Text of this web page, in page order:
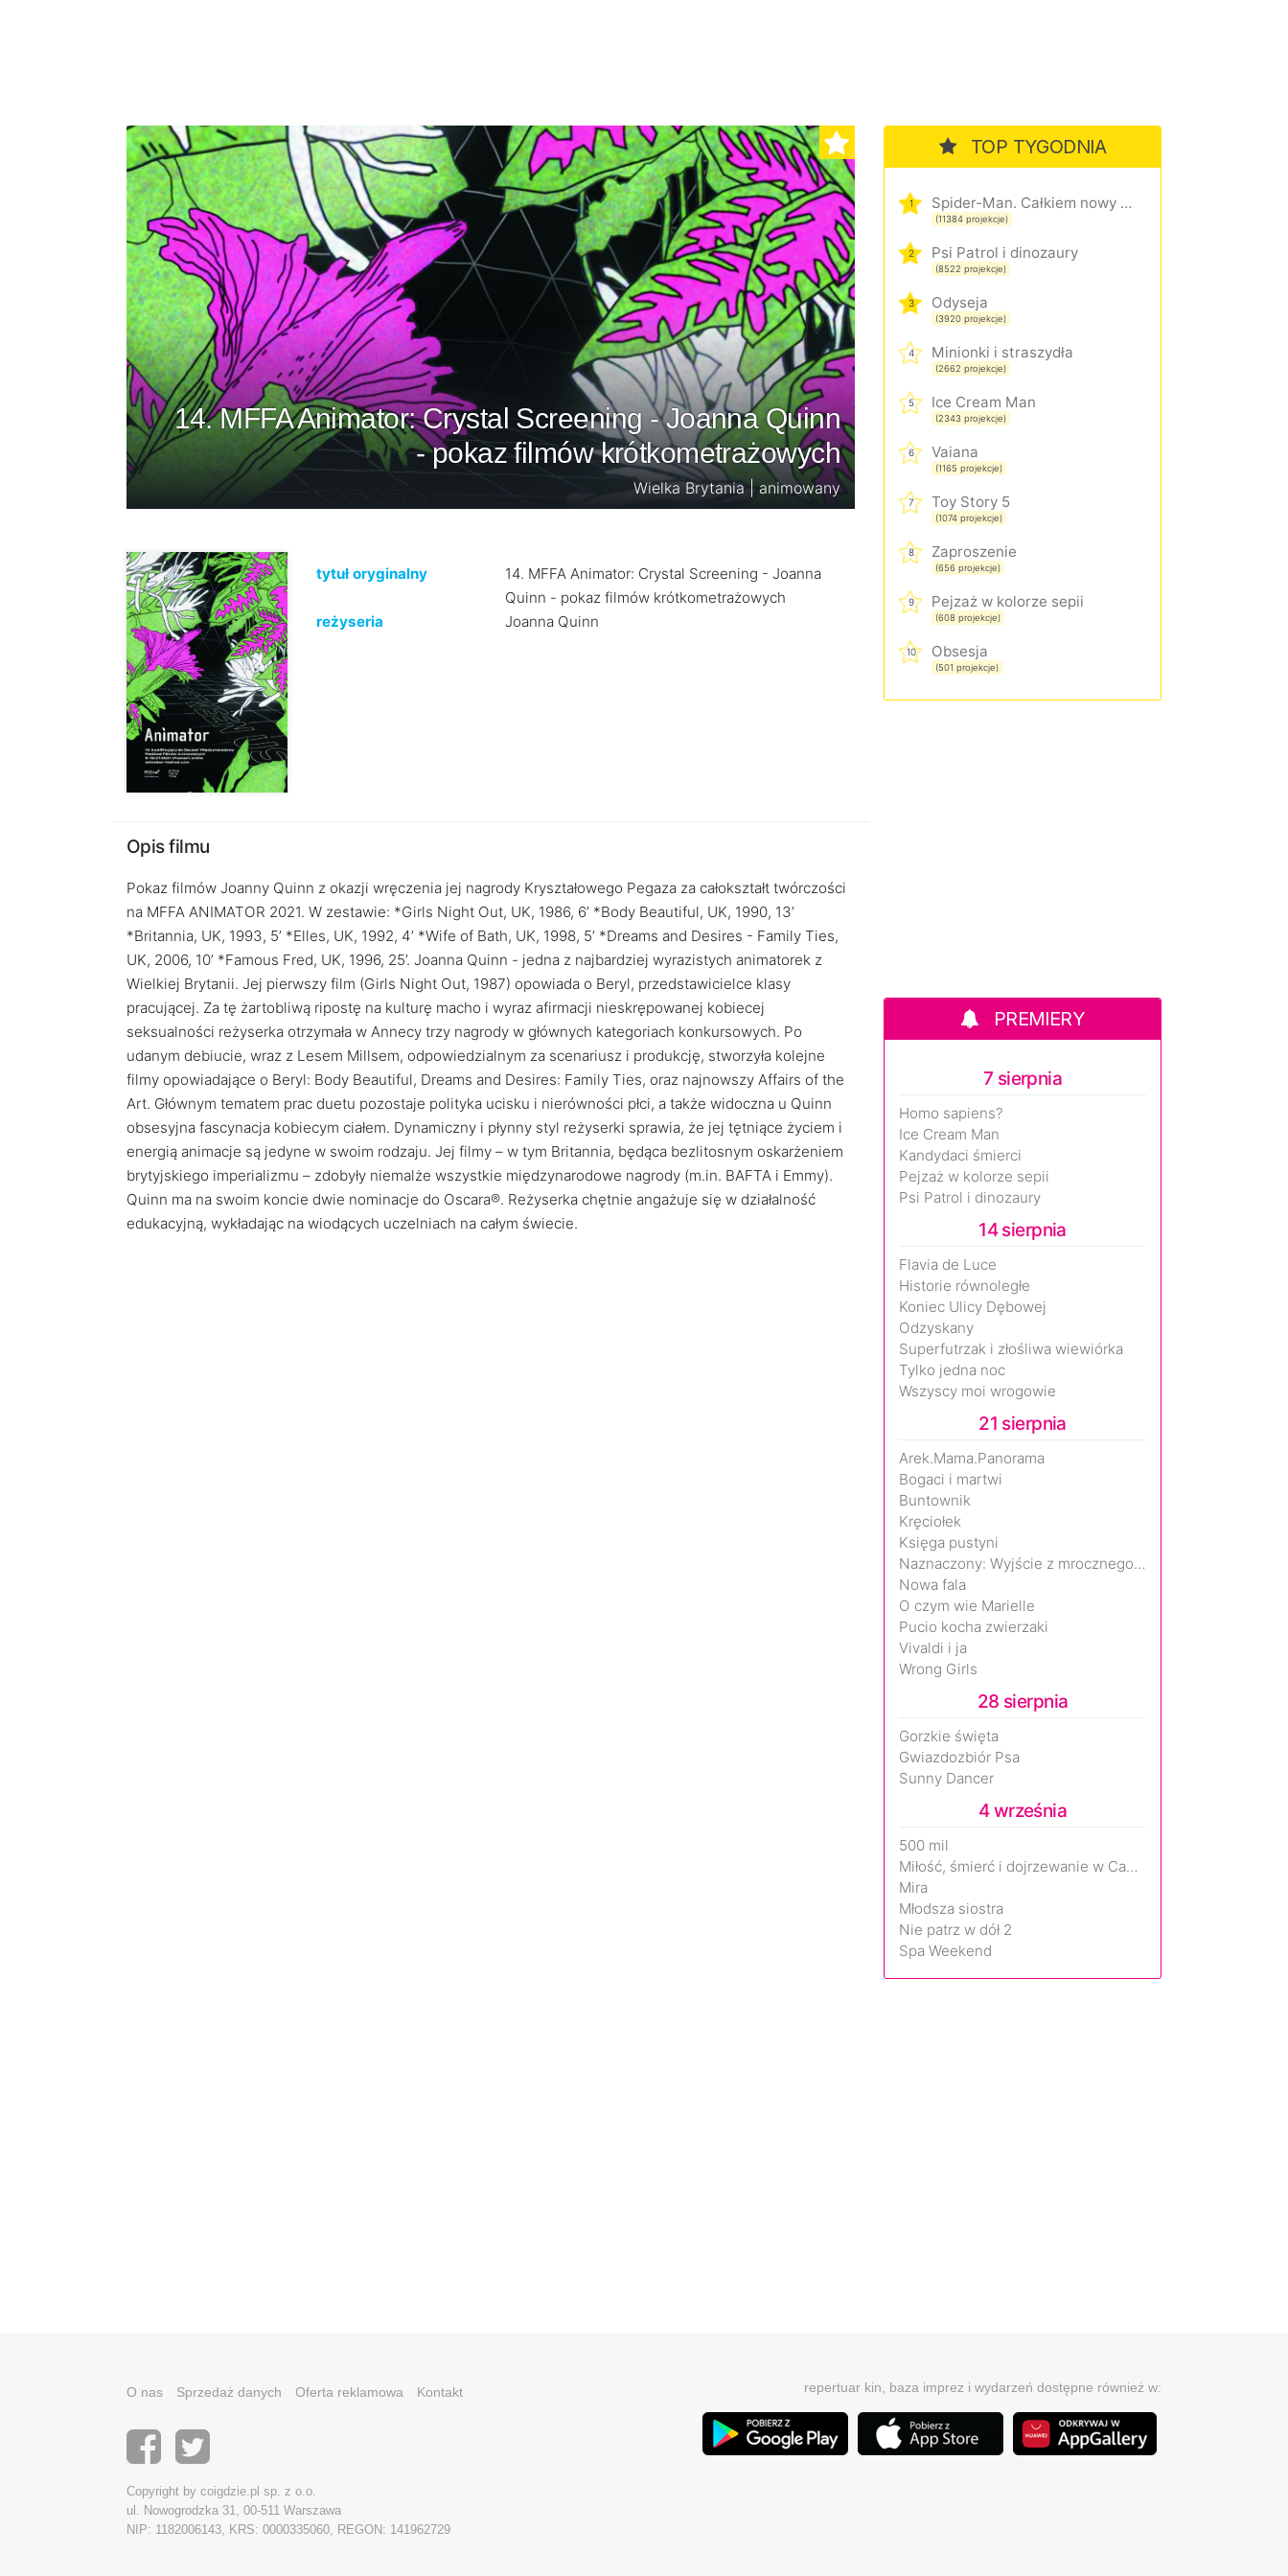
14. MFFA Animator: Crystal Screening - Joanna Quinn
- pokaz filmów krótkometrażowych
Wielka Brytania | animowany
tytuł oryginalny
14. MFFA Animator: Crystal Screening - Joanna
Quinn - pokaz filmów krótkometrażowych
reżyseria
Joanna Quinn
Opis filmu
Pokaz filmów Joanny Quinn z okazji wręczenia jej nagrody Kryształowego Pegaza za całokształt twórczości
na MFFA ANIMATOR 2021. W zestawie: *Girls Night Out, UK, 1986, 6’ *Body Beautiful, UK, 1990, 13’
*Britannia, UK, 1993, 5’ *Elles, UK, 1992, 4’ *Wife of Bath, UK, 1998, 5’ *Dreams and Desires - Family Ties,
UK, 2006, 10’ *Famous Fred, UK, 1996, 25’. Joanna Quinn - jedna z najbardziej wyrazistych animatorek z
Wielkiej Brytanii. Jej pierwszy film (Girls Night Out, 1987) opowiada o Beryl, przedstawicielce klasy
pracującej. Za tę żartobliwą ripostę na kulturę macho i wyraz afirmacji nieskrępowanej kobiecej
seksualności reżyserka otrzymała w Annecy trzy nagrody w głównych kategoriach konkursowych. Po
udanym debiucie, wraz z Lesem Millsem, odpowiedzialnym za scenariusz i produkcję, stworzyła kolejne
filmy opowiadające o Beryl: Body Beautiful, Dreams and Desires: Family Ties, oraz najnowszy Affairs of the
Art. Głównym tematem prac duetu pozostaje polityka ucisku i nierówności płci, a także widoczna u Quinn
obsesyjna fascynacja kobiecym ciałem. Dynamiczny i płynny styl reżyserki sprawia, że jej tętniące życiem i
energią animacje są jedyne w swoim rodzaju. Jej filmy – w tym Britannia, będąca bezlitosnym oskarżeniem
brytyjskiego imperializmu – zdobyły niemalże wszystkie międzynarodowe nagrody (m.in. BAFTA i Emmy).
Quinn ma na swoim koncie dwie nominacje do Oscara®. Reżyserka chętnie angażuje się w działalność
edukacyjną, wykładając na wiodących uczelniach na całym świecie.
TOP TYGODNIA
1 Spider-Man. Całkiem nowy dzień
(11384 projekcje)
2 Psi Patrol i dinozaury
(8522 projekcje)
3 Odyseja
(3920 projekcje)
4 Minionki i straszydła
(2662 projekcje)
5 Ice Cream Man
(2343 projekcje)
6 Vaiana
(1165 projekcje)
7 Toy Story 5
(1074 projekcje)
8 Zaproszenie
(656 projekcje)
9 Pejzaż w kolorze sepii
(608 projekcje)
10 Obsesja
(501 projekcje)
PREMIERY
7 sierpnia
Homo sapiens?
Ice Cream Man
Kandydaci śmierci
Pejzaż w kolorze sepii
Psi Patrol i dinozaury
14 sierpnia
Flavia de Luce
Historie równoległe
Koniec Ulicy Dębowej
Odzyskany
Superfutrzak i złośliwa wiewiórka
Tylko jedna noc
Wszyscy moi wrogowie
21 sierpnia
Arek.Mama.Panorama
Bogaci i martwi
Buntownik
Kręciołek
Księga pustyni
Naznaczony: Wyjście z mrocznego wymiaru
Nowa fala
O czym wie Marielle
Pucio kocha zwierzaki
Vivaldi i ja
Wrong Girls
28 sierpnia
Gorzkie święta
Gwiazdozbiór Psa
Sunny Dancer
4 września
500 mil
Miłość, śmierć i dojrzewanie w Camp Miasma
Mira
Młodsza siostra
Nie patrz w dół 2
Spa Weekend
O nas Sprzedaż danych Oferta reklamowa Kontakt
Copyright by coigdzie.pl sp. z o.o.
ul. Nowogrodzka 31, 00-511 Warszawa
NIP: 1182006143, KRS: 0000335060, REGON: 141962729
repertuar kin, baza imprez i wydarzeń dostępne również w: